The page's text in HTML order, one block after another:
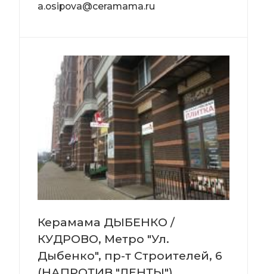
a.osipova@ceramama.ru
Керамама ДЫБЕНКО /
КУДРОВО, Метро "Ул.
Дыбенко", пр-т Строителей, 6